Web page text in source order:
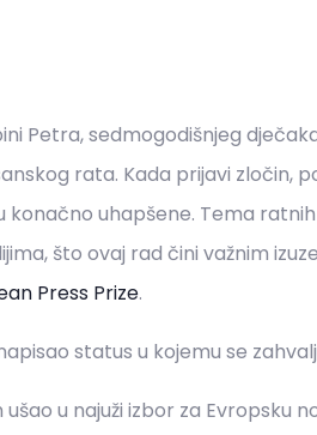
Petra, sedmogodišnjeg
rata. Kada prijavi zločin,
konačno uhapšene. Tema
što ovaj rad čini važnim
Press Prize.
status u kojemu se
u najuži izbor za Evropsku